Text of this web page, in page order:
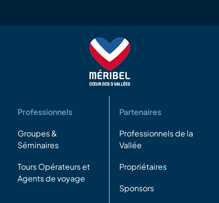
Professionnels
Groupes &
Séminaires
Tours Opérateurs et
Agents de voyage
Partenaires
Professionnels de la
Vallée
Propriétaires
Sponsors